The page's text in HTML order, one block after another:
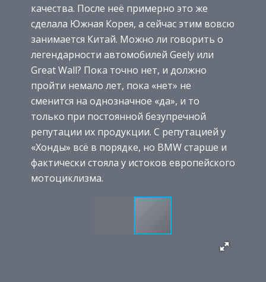
качества. После неё примерно это же
сделала Южная Корея, а сейчас этим вовсю
занимается Китай. Можно ли говорить о
легендарности автомобилей Geely или
Great Wall? Пока точно нет, и должно
пройти немало лет, пока «нет» не
сменится на однозначное «да», и то
только при постоянной безупречной
репутации их продукции. С репутацией у
«Хонды» всё в порядке, но BMW старше и
фактически стояла у истоков европейского
мотоциклизма.